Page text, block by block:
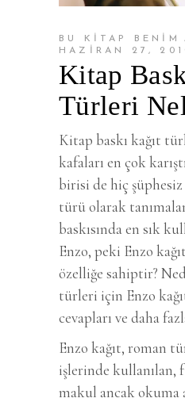
BU KİTAP BENİM
HAZIRAN 27,
Kitap
Türleri
Kitap baskı kağıt
kafaları en çok
birisi de hiç
türü olarak
baskısında en sık
Enzo, peki Enzo
özelliğe sahiptir?
türleri için Enzo
cevapları ve daha
Enzo kağıt, roman
işlerinde kullanılan,
makul ancak okuma